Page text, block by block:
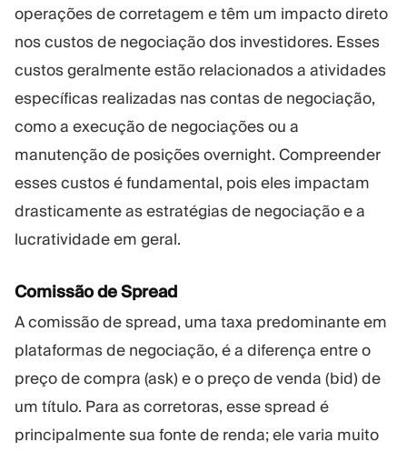
operações de corretagem e têm um impacto direto
nos custos de negociação dos investidores. Esses
custos geralmente estão relacionados a atividades
específicas realizadas nas contas de negociação,
como a execução de negociações ou a
manutenção de posições overnight. Compreender
esses custos é fundamental, pois eles impactam
drasticamente as estratégias de negociação e a
lucratividade em geral.
Comissão de Spread
A comissão de spread, uma taxa predominante em
plataformas de negociação, é a diferença entre o
preço de compra (ask) e o preço de venda (bid) de
um título. Para as corretoras, esse spread é
principalmente sua fonte de renda; ele varia muito